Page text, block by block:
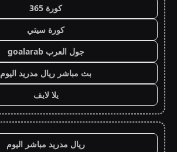
كورة 365
كورة سيتي
جول العرب goalarab
بث مباشر ريال مدريد اليوم
يلا لايف
ريال مدريد مباشر اليوم